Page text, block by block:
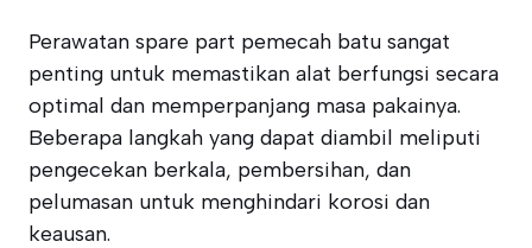
Perawatan spare part pemecah batu sangat
penting untuk memastikan alat berfungsi secara
optimal dan memperpanjang masa pakainya.
Beberapa langkah yang dapat diambil meliputi
pengecekan berkala, pembersihan, dan
pelumasan untuk menghindari korosi dan
keausan.